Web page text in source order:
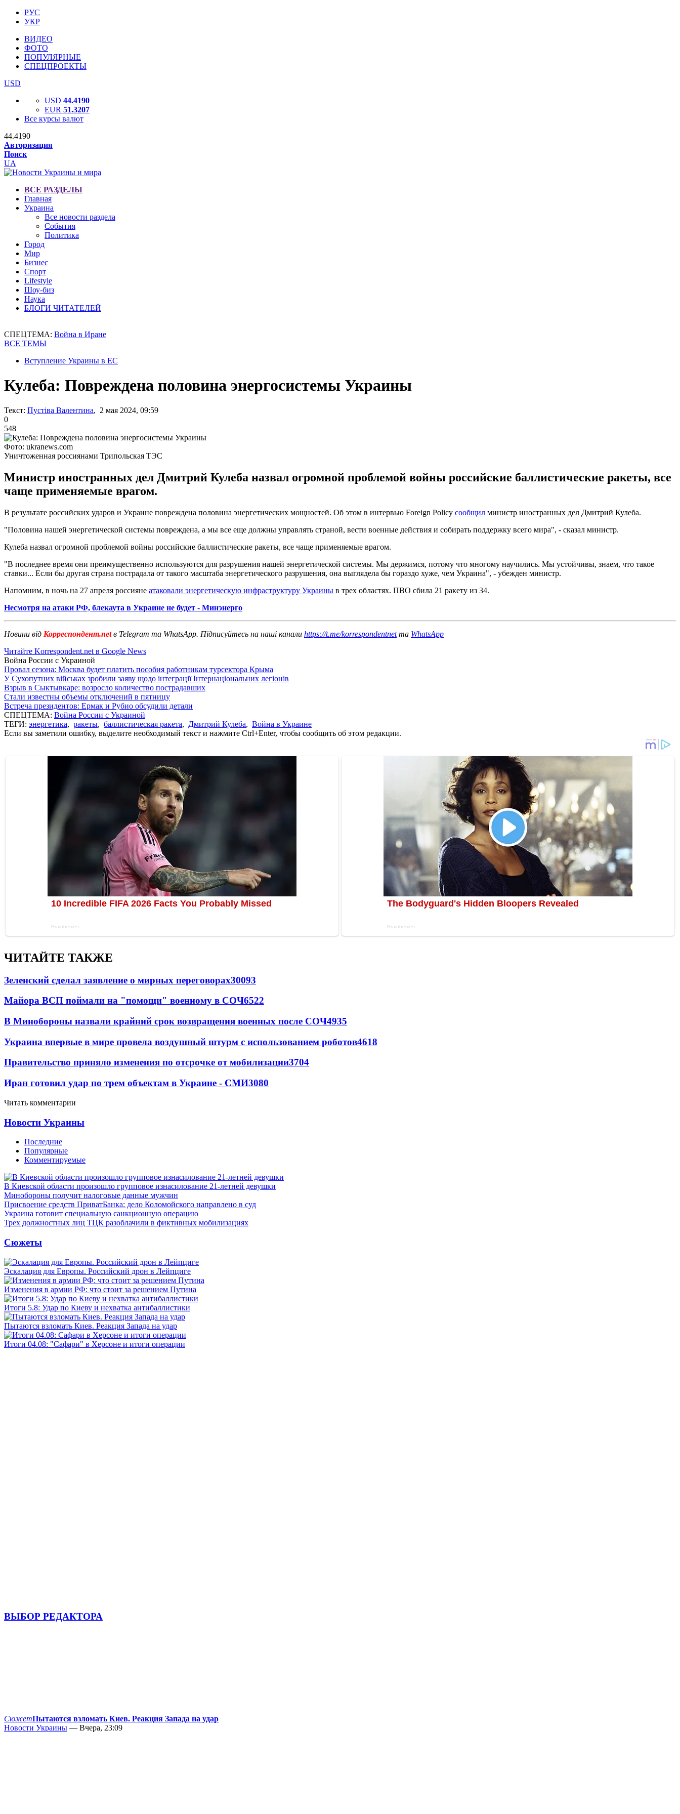
РУС
УКР
ВИДЕО
ФОТО
ПОПУЛЯРНЫЕ
СПЕЦПРОЕКТЫ
USD
USD 44.4190
EUR 51.3207
Все курсы валют
44.4190
Авторизация
Поиск
UA
ВСЕ РАЗДЕЛЫ
Главная
Украина
Все новости раздела
События
Политика
Город
Мир
Бизнес
Спорт
Lifestyle
Шоу-биз
Наука
БЛОГИ ЧИТАТЕЛЕЙ
СПЕЦТЕМА: Война в Иране
ВСЕ ТЕМЫ
Вступление Украины в ЕС
Кулеба: Повреждена половина энергосистемы Украины
Текст: Пустіва Валентина, 2 мая 2024, 09:59
0
548
Фото: ukranews.com
Уничтоженная россиянами Трипольская ТЭС
Министр иностранных дел Дмитрий Кулеба назвал огромной проблемой войны российские баллистические ракеты, все
чаще применяемые врагом.
В результате российских ударов и Украине повреждена половина энергетических мощностей. Об этом в интервью Foreign Policy сообщил министр иностранных дел Дмитрий Кулеба.
"Половина нашей энергетической системы повреждена, а мы все еще должны управлять страной, вести военные действия и собирать поддержку всего мира", - сказал министр.
Кулеба назвал огромной проблемой войны российские баллистические ракеты, все чаще применяемые врагом.
"В последнее время они преимущественно используются для разрушения нашей энергетической системы. Мы держимся, потому что многому научились. Мы устойчивы, знаем, что такое
ставки... Если бы другая страна пострадала от такого масштаба энергетического разрушения, она выглядела бы гораздо хуже, чем Украина", - убежден министр.
Напомним, в ночь на 27 апреля россияне атаковали энергетическую инфраструктуру Украины в трех областях. ПВО сбила 21 ракету из 34.
Несмотря на атаки РФ, блекаута в Украине не будет - Минэнерго
Новини від Корреспондент.netв Telegram та WhatsApp. Підписуйтесь на наші канали https://t.me/korrespondentnetта WhatsApp
Читайте Korrespondent.net в Google News
Война России с Украиной
Провал сезона: Москва будет платить пособия работникам турсектора Крыма
У Сухопутних військах зробили заяву щодо інтеграції Інтернаціональних легіонів
Взрыв в Сыктывкаре: возросло количество пострадавших
Стали известны объемы отключений в пятницу
Встреча президентов: Ермак и Рубио обсудили детали
СПЕЦТЕМА: Война России с Украиной
ТЕГИ: энергетика, ракеты, баллистическая ракета, Дмитрий Кулеба, Война в Украине
Если вы заметили ошибку, выделите необходимый текст и нажмите Ctrl+Enter, чтобы сообщить об этом редакции.
ЧИТАЙТЕ ТАКЖЕ
Зеленский сделал заявление о мирных переговорах30093
Майора ВСП поймали на "помощи" военному в СОЧ6522
В Минобороны назвали крайний срок возвращения военных после СОЧ4935
Украина впервые в мире провела воздушный штурм с использованием роботов4618
Правительство приняло изменения по отсрочке от мобилизации3704
Иран готовил удар по трем объектам в Украине - СМИ3080
Читать комментарии
Новости Украины
Последние
Популярные
Комментируемые
В Киевской области произошло групповое изнасилование 21-летней девушки
Минобороны получит налоговые данные мужчин
Присвоение средств ПриватБанка: дело Коломойского направлено в суд
Украина готовит специальную санкционную операцию
Трех должностных лиц ТЦК разоблачили в фиктивных мобилизациях
Сюжеты
Эскалация для Европы. Российский дрон в Лейпциге
Изменения в армии РФ: что стоит за решением Путина
Итоги 5.8: Удар по Киеву и нехватка антибаллистики
Пытаются взломать Киев. Реакция Запада на удар
Итоги 04.08: "Сафари" в Херсоне и итоги операции
ВЫБОР РЕДАКТОРА
СюжетПытаются взломать Киев. Реакция Запада на удар
Новости Украины — Вчера, 23:09